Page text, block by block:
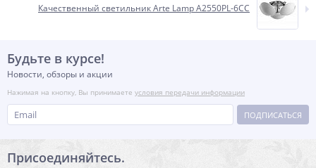
Качественный светильник Arte Lamp A2550PL-6CC
Будьте в курсе!
Новости, обзоры и акции
Нажимая на кнопку, Вы принимаете условия передачи информации
ПОДПИСАТЬСЯ
Присоединяйтесь.